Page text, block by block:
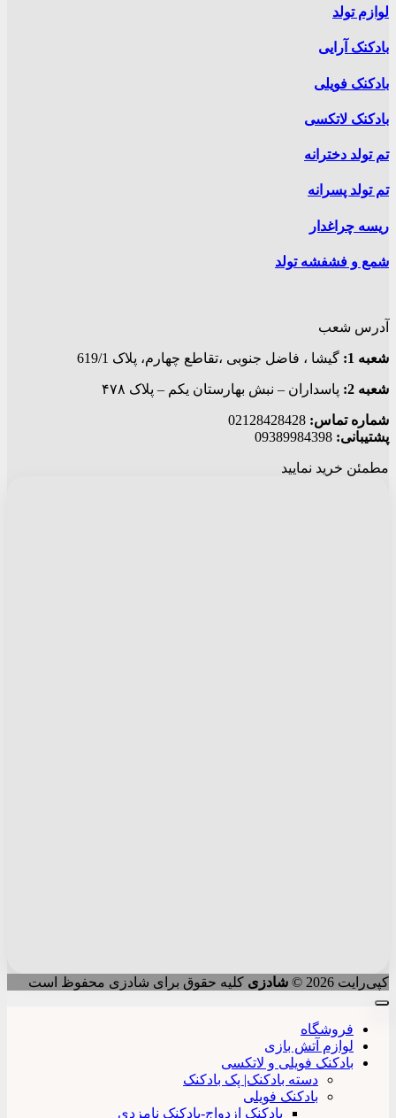
لوازم تولد
بادکنک آرایی
بادکنک فویلی
بادکنک لاتکسی
تم تولد دخترانه
تم تولد پسرانه
ریسه چراغدار
شمع و فشفشه تولد
آدرس شعب
شعبه 1: گيشا ، فاضل جنوبی ،تقاطع چهارم، پلاک 619/1
شعبه 2: پاسداران – نبش بهارستان یکم – پلاک ۴۷۸
شماره تماس:
پشتیبانی:
مطمئن خرید نمایید
کپی‌رایت 2026 © شادزی کلیه حقوق برای شادزی محفوظ است
فروشگاه
لوازم آتش بازی
بادکنک فویلی و لاتکسی
دسته بادکنک| پک بادکنک
بادکنک فویلی
بادکنک ازدواج-بادکنک نامزدی